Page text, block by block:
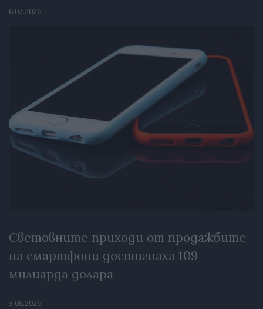
6.07.2026
Световните приходи от продажбите
на смартфони достигнаха 109
милиарда долара
3.08.2026